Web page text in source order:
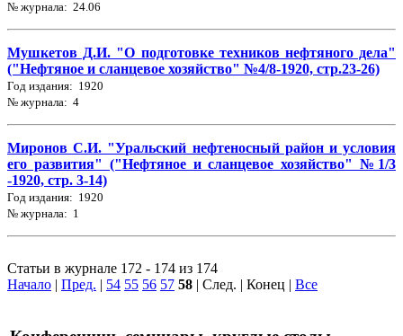
№ журнала: 24.06
Мушкетов Д.И. "О подготовке техников нефтяного дела"
("Нефтяное и сланцевое хозяйство" №4/8-1920, стр.23-26)
Год издания: 1920
№ журнала: 4
Миронов С.И. "Уральский нефтеносный район и условия
его развития" ("Нефтяное и сланцевое хозяйство" №1/3
-1920, стр. 3-14)
Год издания: 1920
№ журнала: 1
Статьи в журнале 172 - 174 из 174
Начало | Пред. | 54 55 56 57 58 | След. | Конец | Все